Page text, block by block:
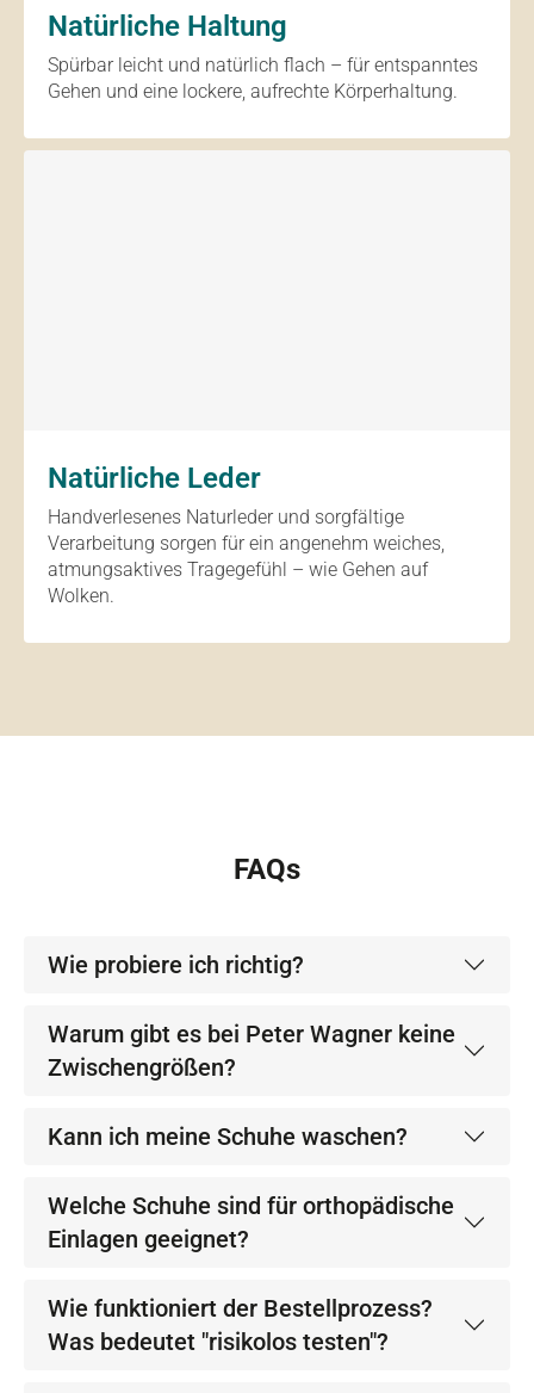
Natürliche Haltung
Spürbar leicht und natürlich flach – für entspanntes
Gehen und eine lockere, aufrechte Körperhaltung.
Natürliche Leder
Handverlesenes Naturleder und sorgfältige
Verarbeitung sorgen für ein angenehm weiches,
atmungsaktives Tragegefühl – wie Gehen auf
Wolken.
FAQs
Wie probiere ich richtig?
Warum gibt es bei Peter Wagner keine
Zwischengrößen?
Kann ich meine Schuhe waschen?
Welche Schuhe sind für orthopädische
Einlagen geeignet?
Wie funktioniert der Bestellprozess?
Was bedeutet "risikolos testen"?